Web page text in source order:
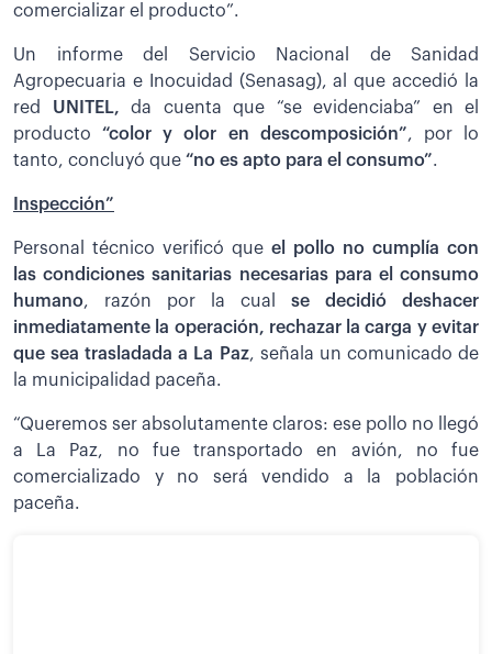
comercializar el producto”.
Un informe del Servicio Nacional de Sanidad
Agropecuaria e Inocuidad (Senasag), al que accedió la
red UNITEL, da cuenta que “se evidenciaba” en el
producto“color y olor en descomposición”, por lo
tanto, concluyó que “no es apto para el consumo”.
Inspección”
Personal técnico verificó que el pollo no cumplía con
las condiciones sanitarias necesarias para el consumo
humano, razón por la cual se decidió deshacer
inmediatamente la operación, rechazar la carga y evitar
que sea trasladada a La Paz, señala un comunicado de
la municipalidad paceña.
“Queremos ser absolutamente claros: ese pollo no llegó
a La Paz, no fue transportado en avión, no fue
comercializado y no será vendido a la población
paceña.